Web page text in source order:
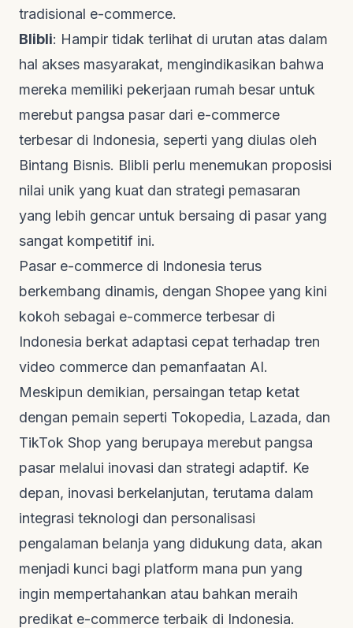
tradisional e-commerce.
Blibli: Hampir tidak terlihat di urutan atas dalam
hal akses masyarakat, mengindikasikan bahwa
mereka memiliki pekerjaan rumah besar untuk
merebut pangsa pasar dari e-commerce
terbesar di Indonesia, seperti yang diulas oleh
Bintang Bisnis. Blibli perlu menemukan proposisi
nilai unik yang kuat dan strategi pemasaran
yang lebih gencar untuk bersaing di pasar yang
sangat kompetitif ini.
Pasar e-commerce di Indonesia terus
berkembang dinamis, dengan Shopee yang kini
kokoh sebagai e-commerce terbesar di
Indonesia berkat adaptasi cepat terhadap tren
video commerce dan pemanfaatan AI.
Meskipun demikian, persaingan tetap ketat
dengan pemain seperti Tokopedia, Lazada, dan
TikTok Shop yang berupaya merebut pangsa
pasar melalui inovasi dan strategi adaptif. Ke
depan, inovasi berkelanjutan, terutama dalam
integrasi teknologi dan personalisasi
pengalaman belanja yang didukung data, akan
menjadi kunci bagi platform mana pun yang
ingin mempertahankan atau bahkan meraih
predikat e-commerce terbaik di Indonesia.